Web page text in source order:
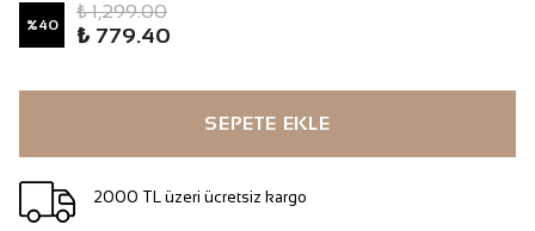
%40
₺ 1,299.00
₺ 779.40
SEPETE EKLE
2000 TL üzeri ücretsiz kargo